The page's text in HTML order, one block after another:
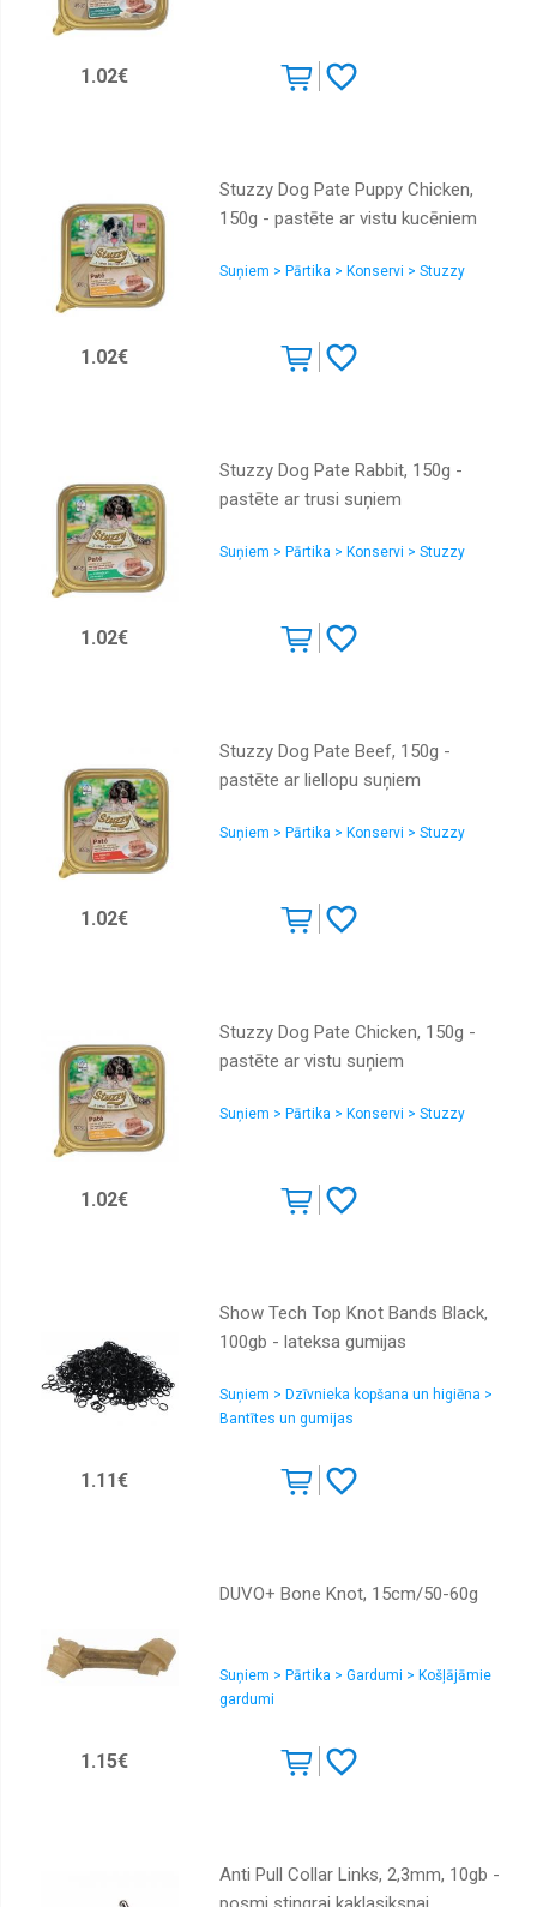
1.02€
Stuzzy Dog Pate Puppy Chicken,
150g - pastēte ar vistu kucēniem
Suņiem > Pārtika > Konservi > Stuzzy
1.02€
Stuzzy Dog Pate Rabbit, 150g -
pastēte ar trusi suņiem
Suņiem > Pārtika > Konservi > Stuzzy
1.02€
Stuzzy Dog Pate Beef, 150g -
pastēte ar liellopu suņiem
Suņiem > Pārtika > Konservi > Stuzzy
1.02€
Stuzzy Dog Pate Chicken, 150g -
pastēte ar vistu suņiem
Suņiem > Pārtika > Konservi > Stuzzy
1.02€
Show Tech Top Knot Bands Black,
100gb - lateksa gumijas
Suņiem > Dzīvnieka kopšana un higiēna >
Bantītes un gumijas
1.11€
DUVO+ Bone Knot, 15cm/50-60g
Suņiem > Pārtika > Gardumi > Košļājāmie
gardumi
1.15€
Anti Pull Collar Links, 2,3mm, 10gb -